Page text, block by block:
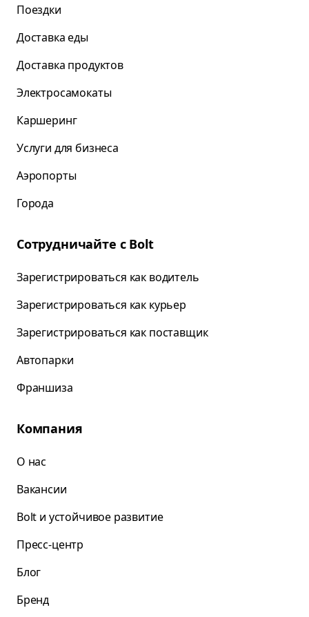
Поездки
Доставка еды
Доставка продуктов
Электросамокаты
Каршеринг
Услуги для бизнеса
Аэропорты
Города
Сотрудничайте с Bolt
Зарегистрироваться как водитель
Зарегистрироваться как курьер
Зарегистрироваться как поставщик
Автопарки
Франшиза
Компания
О нас
Вакансии
Bolt и устойчивое развитие
Пресс-центр
Блог
Бренд